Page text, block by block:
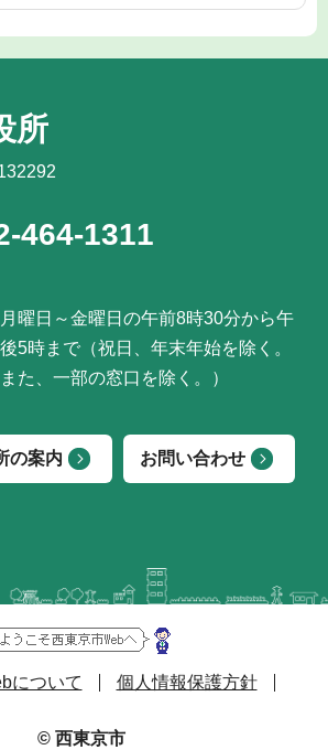
所
464-1311
月曜日～金曜日の午前8時30分から午
後5時まで（祝日、年末年始を除く。
また、一部の窓口を除く。）
の案内 お問い合わせ
について 個人情報保護方針
© 西東京市